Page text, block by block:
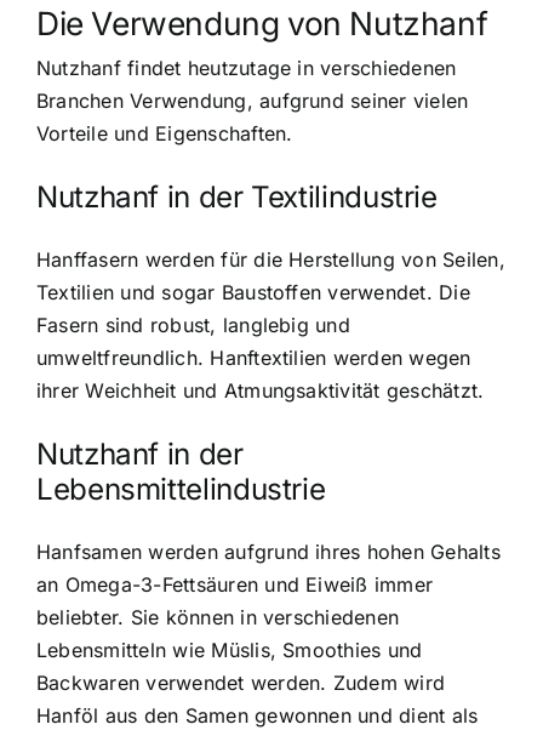
Die Verwendung von Nutzhanf
Nutzhanf findet heutzutage in verschiedenen
Branchen Verwendung, aufgrund seiner vielen
Vorteile und Eigenschaften.
Nutzhanf in der Textilindustrie
Hanffasern werden für die Herstellung von Seilen,
Textilien und sogar Baustoffen verwendet. Die
Fasern sind robust, langlebig und
umweltfreundlich. Hanftextilien werden wegen
ihrer Weichheit und Atmungsaktivität geschätzt.
Nutzhanf in der
Lebensmittelindustrie
Hanfsamen werden aufgrund ihres hohen Gehalts
an Omega-3-Fettsäuren und Eiweiß immer
beliebter. Sie können in verschiedenen
Lebensmitteln wie Müslis, Smoothies und
Backwaren verwendet werden. Zudem wird
Hanföl aus den Samen gewonnen und dient als